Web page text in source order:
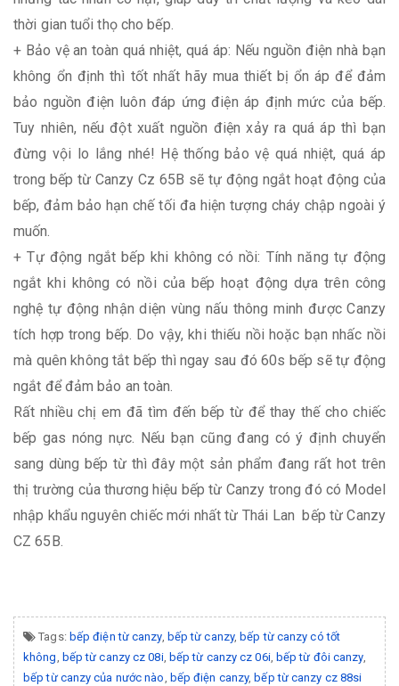
thời gian tuổi thọ cho bếp.
+ Bảo vệ an toàn quá nhiệt, quá áp: Nếu nguồn điện nhà bạn
không ổn định thì tốt nhất hãy mua thiết bị ổn áp để đảm
bảo nguồn điện luôn đáp ứng điện áp định mức của bếp.
Tuy nhiên, nếu đột xuất nguồn điện xảy ra quá áp thì bạn
đừng vội lo lắng nhé! Hệ thống bảo vệ quá nhiệt, quá áp
trong bếp từ Canzy Cz 65B sẽ tự động ngắt hoạt động của
bếp, đảm bảo hạn chế tối đa hiện tượng cháy chập ngoài ý
muốn.
+ Tự động ngắt bếp khi không có nồi: Tính năng tự động
ngắt khi không có nồi của bếp hoạt động dựa trên công
nghệ tự động nhận diện vùng nấu thông minh được Canzy
tích hợp trong bếp. Do vậy, khi thiếu nồi hoặc bạn nhấc nồi
mà quên không tắt bếp thì ngay sau đó 60s bếp sẽ tự động
ngắt để đảm bảo an toàn.
Rất nhiều chị em đã tìm đến bếp từ để thay thế cho chiếc
bếp gas nóng nực. Nếu bạn cũng đang có ý định chuyển
sang dùng bếp từ thì đây một sản phẩm đang rất hot trên
thị trường của thương hiệu bếp từ Canzy trong đó có Model
nhập khẩu nguyên chiếc mới nhất từ Thái Lan bếp từ Canzy
CZ 65B.
Tags: bếp điện từ canzy, bếp từ canzy, bếp từ canzy có tốt
không, bếp từ canzy cz 08i, bếp từ canzy cz 06i, bếp từ đôi canzy,
bếp từ canzy của nước nào, bếp điện canzy, bếp từ canzy cz 88si